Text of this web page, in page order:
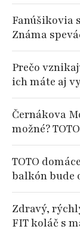
Fanúšikovia
Známa
Prečo
ich máte aj
Černákova
možné?
TOTO
balkón bude
Zdravý,
FIT koláč s